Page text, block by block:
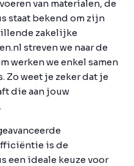
van materialen, de
staat bekend om zijn
zakelijke
streven we naar de
werken we enkel samen
Zo weet je zeker dat je
die aan jouw
is de
een ideale keuze voor